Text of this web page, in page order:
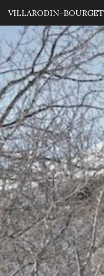
VILLARODIN-BOURGET